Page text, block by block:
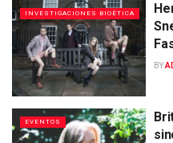
INVESTIGACIONES BIOÉTICA
BY
EVENTOS